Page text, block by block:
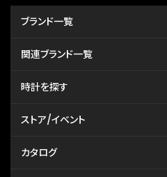
ブランド一覧
関連ブランド一覧
時計を探す
ストア/イベント
カタログ